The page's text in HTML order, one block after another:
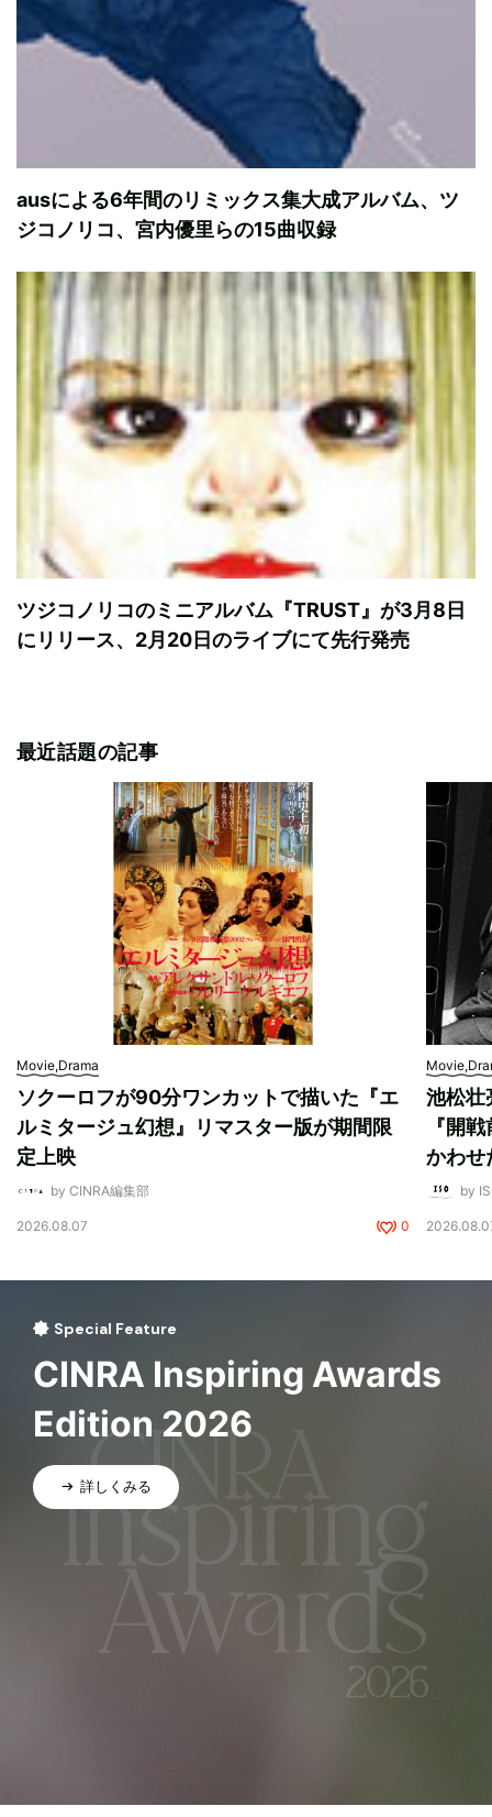
ausによる6年間のリミックス集大成アルバム、ツ
ジコノリコ、宮内優里らの15曲収録
ツジコノリコのミニアルバム『TRUST』が3月8日
にリリース、2月20日のライブにて先行発売
最近話題の記事
Movie,Drama
ソクーロフが90分ワンカットで描いた『エ
ルミタージュ幻想』リマスター版が期間限
定上映
by CINRA編集部
2026.08.07 0
池松壮
『開
かわせ
by
Special Feature
CINRA Inspiring Awards
Edition 2026
詳しくみる